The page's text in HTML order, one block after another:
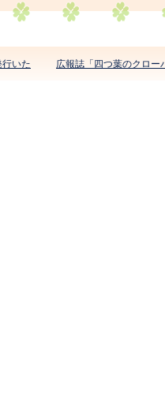
いた
広報誌「四つ葉のクロー